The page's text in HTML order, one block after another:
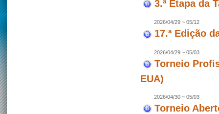
3.ª Etapa da
2026/04/29 ~ 05/12
17.ª Edição
2026/04/29 ~ 05/03
Torneio
EUA)
2026/04/30 ~ 05/03
Torneio